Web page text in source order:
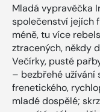
Mladá vypravěčka
společenství jejích
méně, tu více
ztracených, někdy
Večírky, pusté
– bezbřehé užívání
frenetického,
mladé dospělé;